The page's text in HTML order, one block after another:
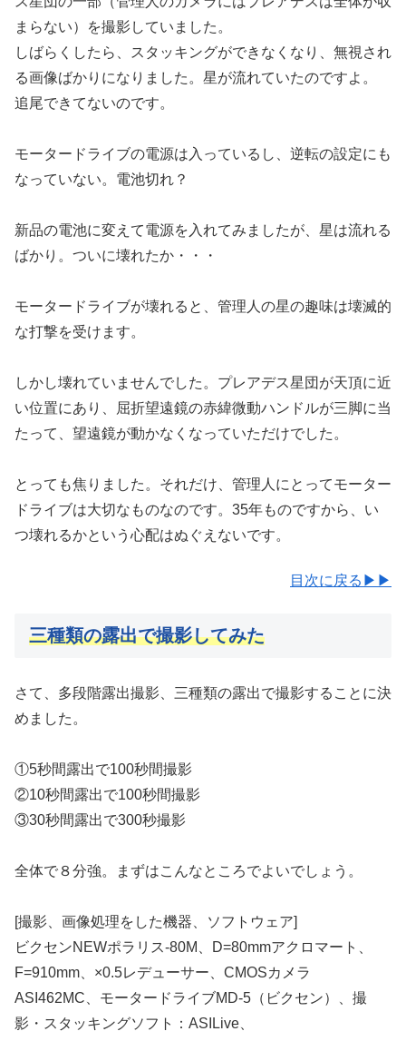
まらない）を撮影していました。
しばらくしたら、スタッキングができなくなり、無視され
る画像ばかりになりました。星が流れていたのですよ。
追尾できてないのです。
モータードライブの電源は入っているし、逆転の設定にも
なっていない。電池切れ？
新品の電池に変えて電源を入れてみましたが、星は流れる
ばかり。ついに壊れたか・・・
モータードライブが壊れると、管理人の星の趣味は壊滅的
な打撃を受けます。
しかし壊れていませんでした。プレアデス星団が天頂に近
い位置にあり、屈折望遠鏡の赤緯微動ハンドルが三脚に当
たって、望遠鏡が動かなくなっていただけでした。
とっても焦りました。それだけ、管理人にとってモーター
ドライブは大切なものなのです。35年ものですから、い
つ壊れるかという心配はぬぐえないです。
目次に戻る▶▶
三種類の露出で撮影してみた
さて、多段階露出撮影、三種類の露出で撮影することに決
めました。
①5秒間露出で100秒間撮影
②10秒間露出で100秒間撮影
③30秒間露出で300秒撮影
全体で８分強。まずはこんなところでよいでしょう。
[撮影、画像処理をした機器、ソフトウェア]
ビクセンNEWポラリス-80M、D=80mmアクロマート、
F=910mm、×0.5レデューサー、CMOSカメラ
ASI462MC、モータードライブMD-5（ビクセン）、撮
影・スタッキングソフト：ASILive、